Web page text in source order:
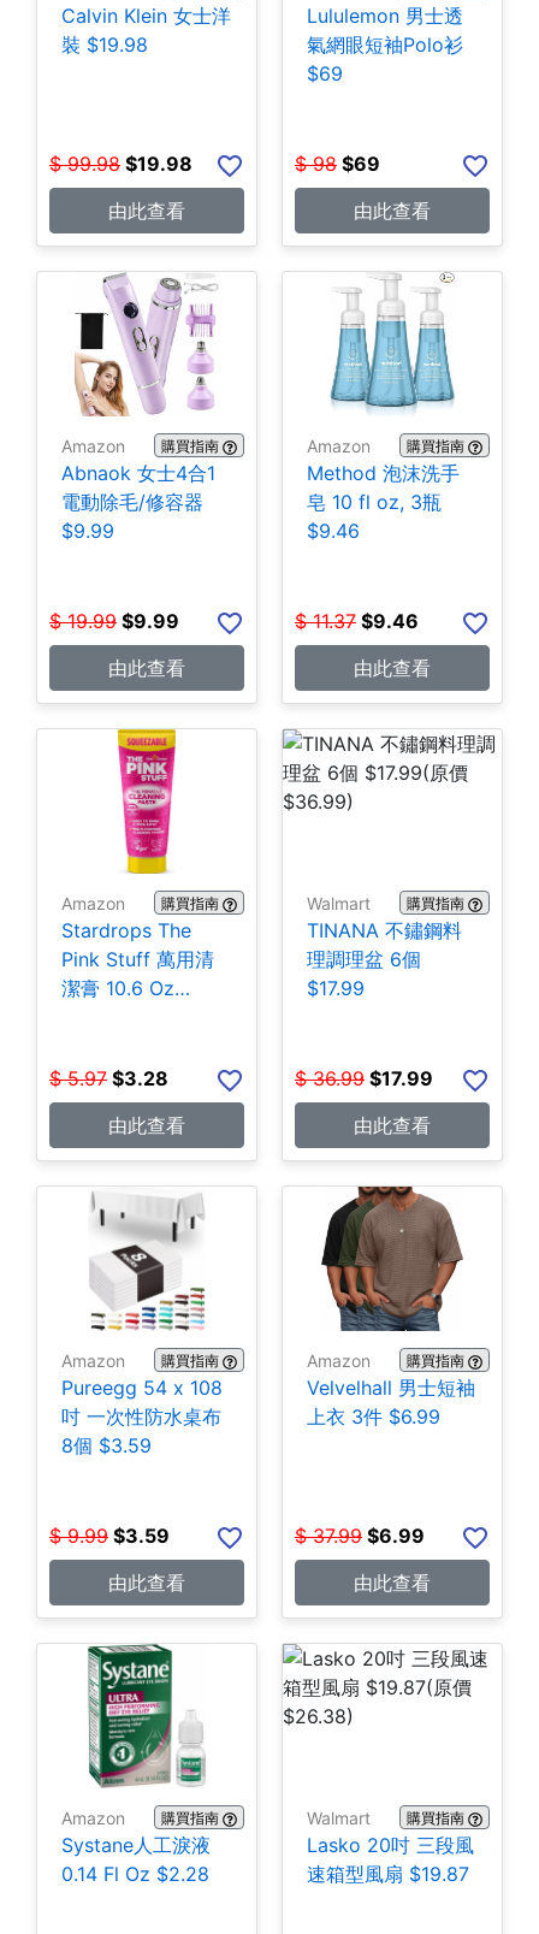
Calvin Klein 女士洋
裝 $19.98
$ 99.98 $19.98
由此查看
Lululemon 男士透
氣網眼短袖Polo衫
$69
$ 98 $69
由此查看
Amazon 購買指南
Abnaok 女士4合1
電動除毛/修容器
$9.99
$ 19.99 $9.99
由此查看
Amazon 購買指南
Method 泡沫洗手
皂 10 fl oz, 3瓶
$9.46
$ 11.37 $9.46
由此查看
Amazon 購買指南
Stardrops The
Pink Stuff 萬用清
潔膏 10.6 Oz
$ 5.97 $3.28
由此查看
Walmart 購買指南
TINANA 不鏽鋼料
理調理盆 6個
$17.99
$ 36.99 $17.99
由此查看
Amazon 購買指南
Pureegg 54 x 108
吋 一次性防水桌布
8個 $3.59
$ 9.99 $3.59
由此查看
Amazon 購買指南
Velvelhall 男士短袖
上衣 3件 $6.99
$ 37.99 $6.99
由此查看
Amazon 購買指南
Systane人工淚液
0.14 Fl Oz $2.28
Walmart 購買指南
Lasko 20吋 三段風
速箱型風扇 $19.87